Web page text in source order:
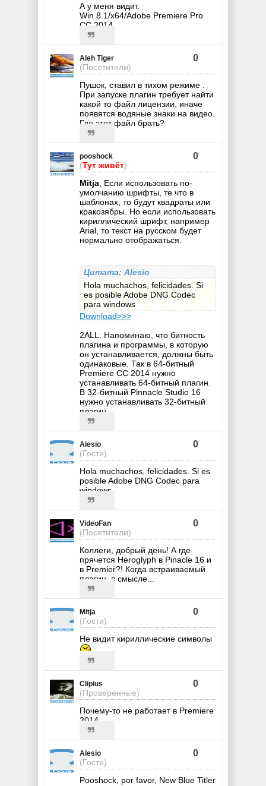
А у меня видит.
Win 8.1/x64/Adobe Premiere Pro
CC 2014
Aleh Tiger
(Посетители)
0
Пушок, ставил в тихом режиме .
При запуске плагин требует найти
какой то файл лицензии, иначе
появятся водяные знаки на видео.
Где этот файл брать?
pooshock
(Тут живёт)
0
Mitja , Если использовать по-
умолчанию шрифты, те что в
шаблонах, то будут квадраты или
кракозябры. Но если использовать
кириллический шрифт, например
Arial, то текст на русском будет
нормально отображаться.
Цитата: Alesio
Hola muchachos, felicidades. Si
es posible Adobe DNG Codec
para windows
Download>>>
2ALL: Напоминаю, что битность
плагина и программы, в которую
он устанавливается, должны быть
одинаковые. Так в 64-битный
Premiere СС 2014 нужно
устанавливать 64-битный плагин.
В 32-битный Pinnacle Studio 16
нужно устанавливать 32-битный
плагин.
Alesio
(Гости)
0
Hola muchachos, felicidades. Si es
posible Adobe DNG Codec para
windows
VideoFan
(Посетители)
0
Коллеги, добрый день! А где
прячется Heroglyph в Pinacle 16 и
в Premier?! Когда встраиваемый
плагин, в смысле...
Mitja
(Гости)
0
Не видит кириллические символы
Clipius
(Проверенные)
0
Почему-то не работает в Premiere
2014
Alesio
(Гости)
0
Pooshock, por favor, New Blue Titler